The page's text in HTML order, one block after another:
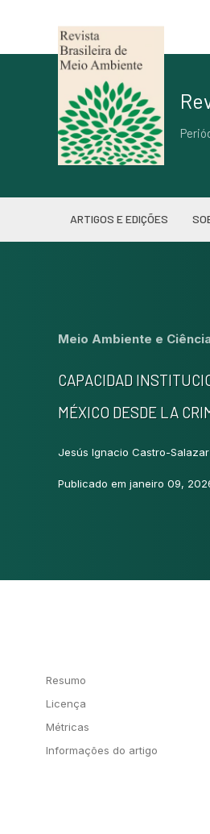
ARTIGOS E EDIÇÕES
Meio Ambiente e
CAPACIDAD
MÉXICO DESDE LA
Jesús Ignacio Castro-Salazar
Publicado em janeiro 09,
Resumo
Licença
Métricas
Informações do artigo